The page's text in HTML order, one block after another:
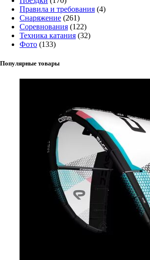
Правила и требования (4)
Снаряжение (261)
Соревнования (122)
Техника катания (32)
Фото (133)
Популярные товары